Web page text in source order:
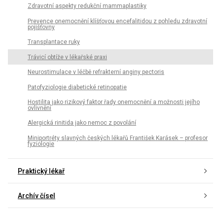
Zdravotní aspekty redukční mammaplastiky
Prevence onemocnění klíšťovou encefalitidou z pohledu zdravotní
pojišťovny
Transplantace ruky
Trávicí obtíže v lékařské praxi
Neurostimulace v léčbě refrakterní anginy pectoris
Patofyziologie diabetické retinopatie
Hostilita jako rizikový faktor řady onemocnění a možnosti jejího
ovlivnění
Alergická rinitida jako nemoc z povolání
Miniportréty slavných českých lékařů František Karásek – profesor
fyziologie
Praktický lékař
Archív čísel